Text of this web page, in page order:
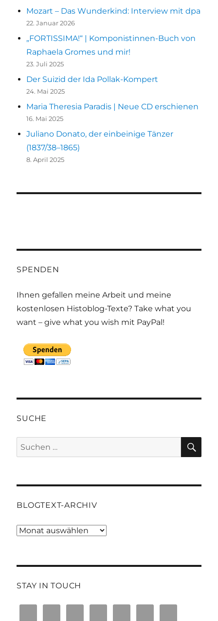
Mozart – Das Wunderkind: Interview mit dpa
22. Januar 2026
„FORTISSIMA!“ | Komponistinnen-Buch von
Raphaela Gromes und mir!
23. Juli 2025
Der Suizid der Ida Pollak-Kompert
24. Mai 2025
Maria Theresia Paradis | Neue CD erschienen
16. Mai 2025
Juliano Donato, der einbeinige Tänzer
(1837/38–1865)
8. April 2025
SPENDEN
Ihnen gefallen meine Arbeit und meine
kostenlosen Histoblog-Texte? Take what you
want – give what you wish mit PayPal!
SUCHE
Suchen
nach:
BLOGTEXT-ARCHIV
Blogtext-
STAY IN TOUCH